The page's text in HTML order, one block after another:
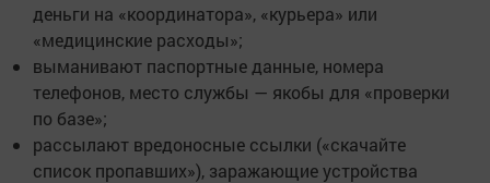
деньги на «координатора», «курьера» или
«медицинские расходы»;
выманивают паспортные данные, номера
телефонов, место службы — якобы для «проверки
по базе»;
рассылают вредоносные ссылки («скачайте
список пропавших»), заражающие устройства